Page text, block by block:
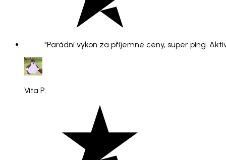
"Parádní výkon za příjemné ceny, super ping.
Vita P.